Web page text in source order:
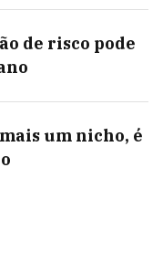
de risco pode
mais um nicho, é